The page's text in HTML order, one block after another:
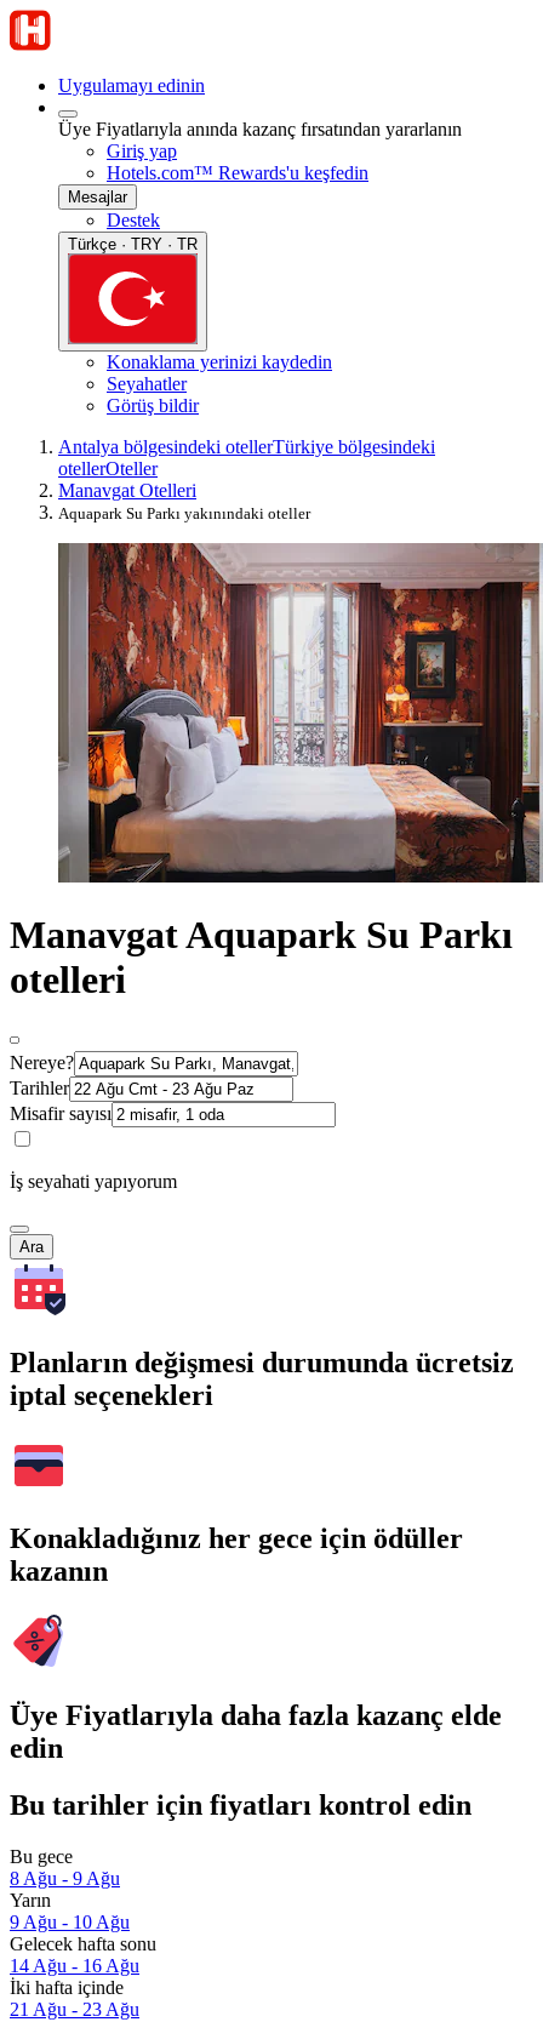
Uygulamayı edinin
Üye Fiyatlarıyla anında kazanç fırsatından yararlanın
Giriş yap
Hotels.com™ Rewards'u keşfedin
Mesajlar
Destek
Türkçe · TRY · TR
Konaklama yerinizi kaydedin
Seyahatler
Görüş bildir
Antalya bölgesindeki otellerTürkiye bölgesindeki
otellerOteller
Manavgat Otelleri
Aquapark Su Parkı yakınındaki oteller
Manavgat Aquapark Su Parkı
otelleri
Nereye?
Tarihler
Misafir sayısı
İş seyahati yapıyorum
Ara
Planların değişmesi durumunda ücretsiz
iptal seçenekleri
Konakladığınız her gece için ödüller
kazanın
Üye Fiyatlarıyla daha fazla kazanç elde
edin
Bu tarihler için fiyatları kontrol edin
Bu gece
8 Ağu - 9 Ağu
Yarın
9 Ağu - 10 Ağu
Gelecek hafta sonu
14 Ağu - 16 Ağu
İki hafta içinde
21 Ağu - 23 Ağu